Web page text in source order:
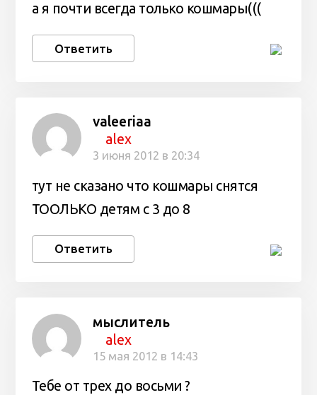
а я почти всегда только кошмары(((
Ответить
valeeriaa
alex
3 июня 2012 в 20:34
тут не сказано что кошмары снятся
ТООЛЬКО детям с 3 до 8
Ответить
мыслитель
alex
15 мая 2012 в 14:43
Тебе от трех до восьми ?